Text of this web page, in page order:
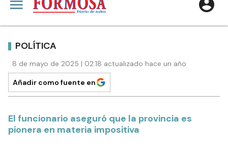
POLÍTICA
8 de mayo de 2025 | 02:18 actualizado hace un año
Añadir como fuente en
El funcionario aseguró que la provincia es
pionera en materia impositiva